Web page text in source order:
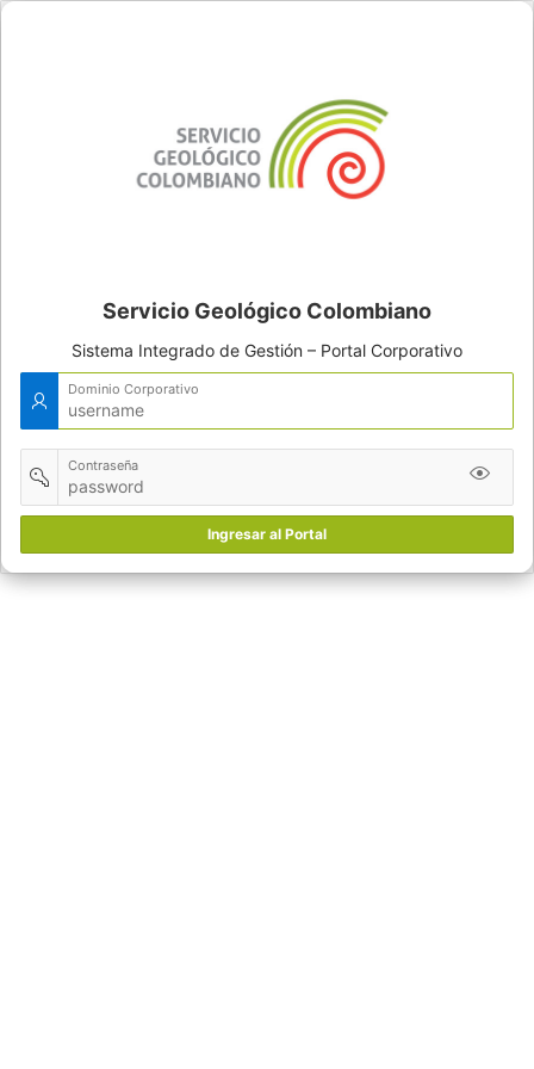
Servicio Geológico Colombiano
Sistema Integrado de Gestión – Portal Corporativo
Dominio Corporativo
Contraseña
Ingresar al Portal